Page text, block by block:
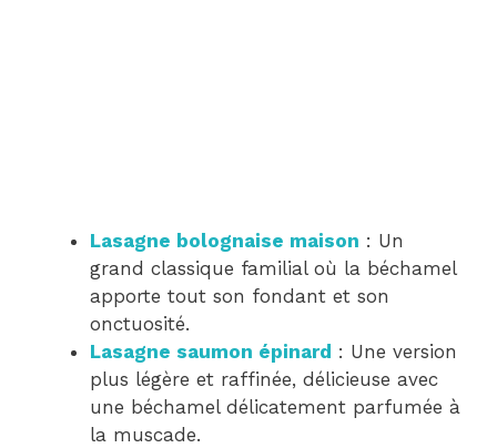
Lasagne bolognaise maison : Un
grand classique familial où la béchamel
apporte tout son fondant et son
onctuosité.
Lasagne saumon épinard : Une version
plus légère et raffinée, délicieuse avec
une béchamel délicatement parfumée à
la muscade.